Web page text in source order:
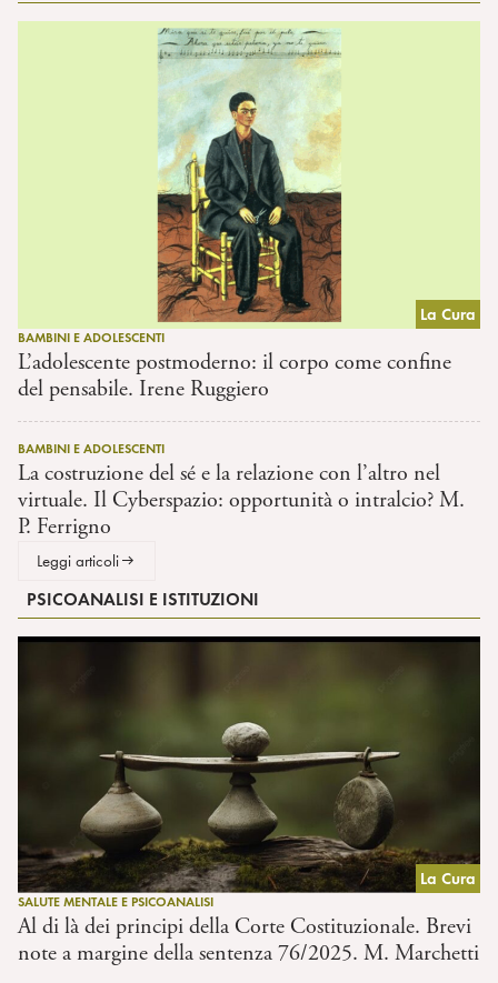
La Cura
BAMBINI E ADOLESCENTI
L’adolescente postmoderno: il corpo come confine
del pensabile. Irene Ruggiero
BAMBINI E ADOLESCENTI
La costruzione del sé e la relazione con l’altro nel
virtuale. Il Cyberspazio: opportunità o intralcio? M.
P. Ferrigno
Leggi articoli
PSICOANALISI E ISTITUZIONI
La Cura
SALUTE MENTALE E PSICOANALISI
Al di là dei principi della Corte Costituzionale. Brevi
note a margine della sentenza 76/2025. M. Marchetti